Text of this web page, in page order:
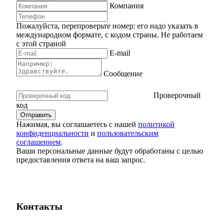
Компания
Пожалуйста, перепроверьте номер: его надо указать в
международном формате, с кодом страны. Не работаем
с этой страной
E-mail
Сообщение
Проверочный
код
Нажимая, вы соглашаетесь с нашей политикой
конфиденциальности и пользовательским
соглашением.
Ваши персональные данные будут обработаны с целью
предоставления ответа на ваш запрос.
Контакты